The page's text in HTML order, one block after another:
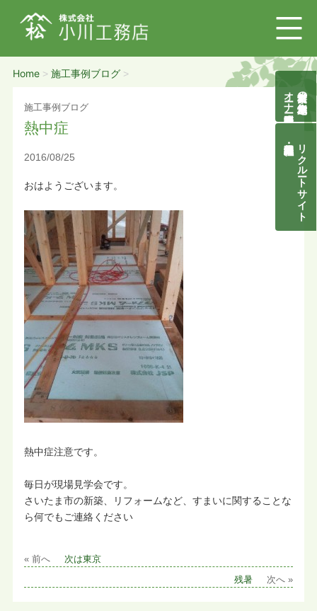
Home> 施工事例ブログ>
施工事例ブログ
熱中症
2016/08/25
おはようございます。
熱中症注意です。
毎日が現場見学会です。
さいたま市の新築、リフォームなど、すまいに関することな
ら何でもご連絡ください
« 前へ 次は東京
残暑 次へ »
自然素材の無垢木造住宅
オーナー様募集説明会
リクルートサイト